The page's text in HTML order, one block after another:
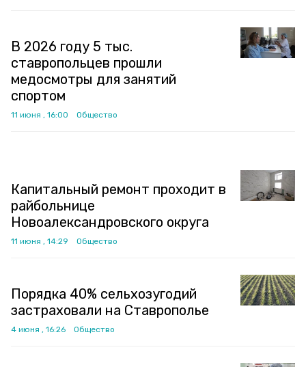
В 2026 году 5 тыс.
ставропольцев прошли
медосмотры для занятий
спортом
11 июня , 16:00 Общество
Капитальный ремонт проходит в
райбольнице
Новоалександровского округа
11 июня , 14:29 Общество
Порядка 40% сельхозугодий
застраховали на Ставрополье
4 июня , 16:26 Общество